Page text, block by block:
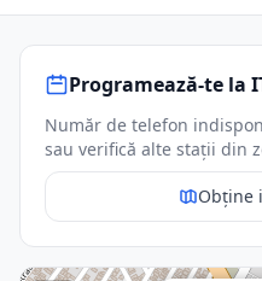
Programează-te la
Număr de telefon
sau verifică alte stații din
Obține